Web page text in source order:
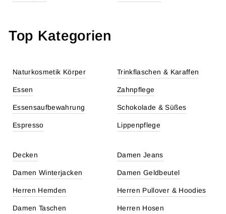
Top Kategorien
Naturkosmetik Körper Trinkflaschen & Karaffen
Essen Zahnpflege
Essensaufbewahrung Schokolade & Süßes
Espresso Lippenpflege
Decken Damen Jeans
Damen Winterjacken Damen Geldbeutel
Herren Hemden Herren Pullover & Hoodies
Damen Taschen Herren Hosen